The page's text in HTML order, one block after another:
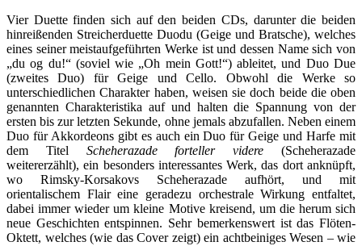
Vier Duette finden sich auf den beiden CDs, darunter die beiden
hinreißenden Streicherduette Duodu (Geige und Bratsche), welches
eines seiner meistaufgeführten Werke ist und dessen Name sich von
„du og du!“ (soviel wie „Oh mein Gott!“) ableitet, und Duo Due
(zweites Duo) für Geige und Cello. Obwohl die Werke so
unterschiedlichen Charakter haben, weisen sie doch beide die oben
genannten Charakteristika auf und halten die Spannung von der
ersten bis zur letzten Sekunde, ohne jemals abzufallen. Neben einem
Duo für Akkordeons gibt es auch ein Duo für Geige und Harfe mit
dem Titel Scheherazade forteller videre (Scheherazade
weitererzählt), ein besonders interessantes Werk, das dort anknüpft,
wo Rimsky-Korsakovs Scheherazade aufhört, und mit
orientalischem Flair eine geradezu orchestrale Wirkung entfaltet,
dabei immer wieder um kleine Motive kreisend, um die herum sich
neue Geschichten entspinnen. Sehr bemerkenswert ist das Flöten-
Oktett, welches (wie das Cover zeigt) ein achtbeiniges Wesen – wie